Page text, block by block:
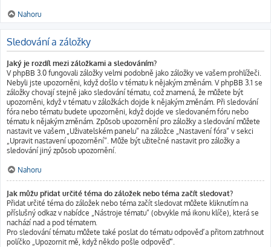
Nahoru
Sledování a záložky
Jaký je rozdíl mezi záložkami a sledováním?
V phpBB 3.0 fungovali záložky velmi podobně jako záložky ve vašem prohlížeči.
Nebyli jste upozorněni, když došlo v tématu k nějakým změnám. V phpBB 3.1 se
záložky chovají stejně jako sledování tématu, což znamená, že můžete být
upozorněni, když v tématu v záložkách dojde k nějakým změnám. Při sledování
fóra nebo tématu budete upozorněni, když dojde ve sledovaném fóru nebo
tématu k nějakým změnám. Způsob upozornění pro záložky a sledování můžete
nastavit ve vašem „Uživatelském panelu“ na záložce „Nastavení fóra“ v sekci
„Upravit nastavení upozornění“. Může být užitečné nastavit pro záložky a
sledování jiný způsob upozornění.
Nahoru
Jak můžu přidat určité téma do záložek nebo téma začít sledovat?
Přidat určité téma do záložek nebo téma začít sledovat můžete kliknutím na
příslušný odkaz v nabídce „Nástroje tématu“ (obvykle má ikonu klíče), která se
nachází nad a pod tématem.
Pro sledování tématu můžete také poslat do tématu odpověď a přitom zatrhnout
políčko „Upozornit mě, když někdo pošle odpověď“.